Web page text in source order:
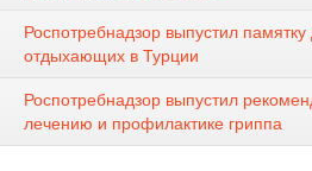
Роспотребнадзор выпустил памятку
отдыхающих в Турции
Роспотребнадзор выпустил
лечению и профилактике гриппа